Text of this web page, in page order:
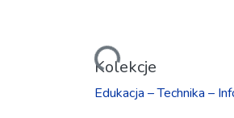
Ładowanie...
Kolekcje
Edukacja – Technika –